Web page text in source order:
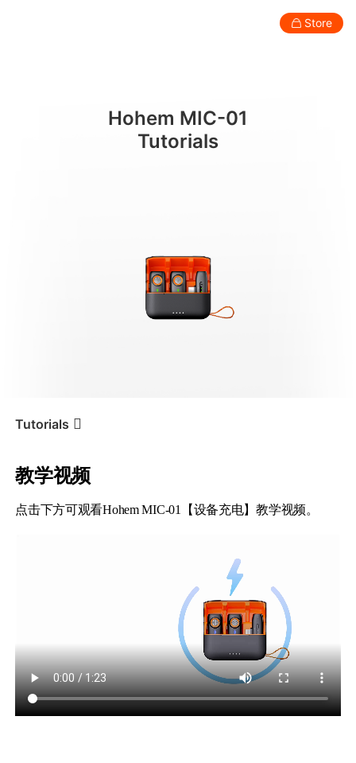
Store
Smartphone Gimbal
iSteady X3 & X3 SE
Hohem MIC-01
Tutorials
Tutorials
教学视频
点击下方可观看Hohem MIC-01【设备充电】教学视频。